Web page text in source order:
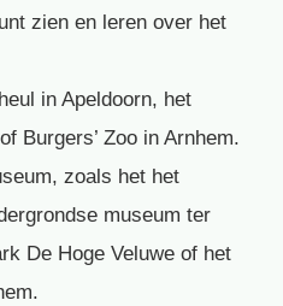
zien en leren over het
in Apeldoorn, het
Burgers’ Zoo in Arnhem.
zoals het het
museum ter
De Hoge Veluwe of het